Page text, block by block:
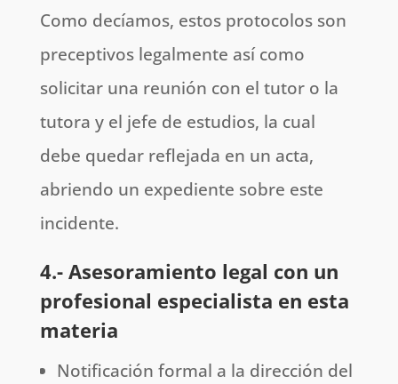
Como decíamos, estos protocolos son
preceptivos legalmente así como
solicitar una reunión con el tutor o la
tutora y el jefe de estudios, la cual
debe quedar reflejada en un acta,
abriendo un expediente sobre este
incidente.
4.- Asesoramiento legal con un
profesional especialista en esta
materia
Notificación formal a la dirección del